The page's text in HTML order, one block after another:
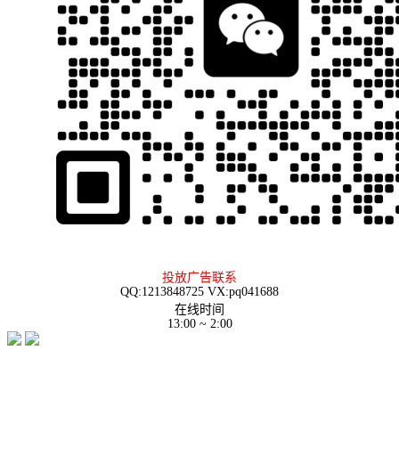
投放广告联系
QQ:1213848725 VX:pq041688
在线时间
13:00 ~ 2:00